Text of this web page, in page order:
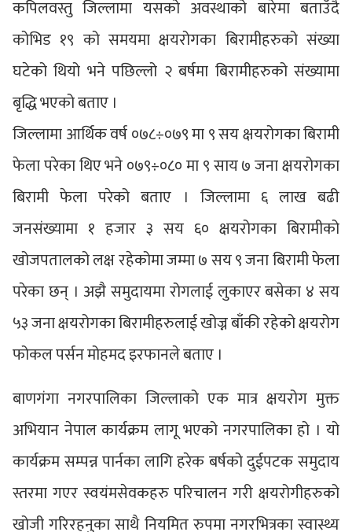
कपिलवस्तु जिल्लामा यसको अवस्थाको बारेमा बताउँदै
कोभिड १९ को समयमा क्षयरोगका बिरामीहरुको संख्या
घटेको थियो भने पछिल्लो २ बर्षमा बिरामीहरुको संख्यामा
बृद्धि भएको बताए ।
जिल्लामा आर्थिक वर्ष ०७८÷०७९ मा ९ सय क्षयरोगका बिरामी
फेला परेका थिए भने ०७९÷०८० मा ९ साय ७ जना क्षयरोगका
बिरामी फेला परेको बताए । जिल्लामा ६ लाख बढी
जनसंख्यामा १ हजार ३ सय ६० क्षयरोगका बिरामीको
खोजपतालको लक्ष रहेकोमा जम्मा ७ सय ९ जना बिरामी फेला
परेका छन् । अझै समुदायमा रोगलाई लुकाएर बसेका ४ सय
५३ जना क्षयरोगका बिरामीहरुलाई खोज्न बाँकी रहेको क्षयरोग
फोकल पर्सन मोहमद इरफानले बताए ।
बाणगंगा नगरपालिका जिल्लाको एक मात्र क्षयरोग मुक्त
अभियान नेपाल कार्यक्रम लागू भएको नगरपालिका हो । यो
कार्यक्रम सम्पन्न पार्नका लागि हरेक बर्षको दुईपटक समुदाय
स्तरमा गएर स्वयंमसेवकहरु परिचालन गरी क्षयरोगीहरुको
खोजी गरिरहनुका साथै नियमित रुपमा नगरभित्रका स्वास्थ्य